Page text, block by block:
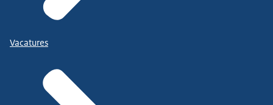
Vacatures